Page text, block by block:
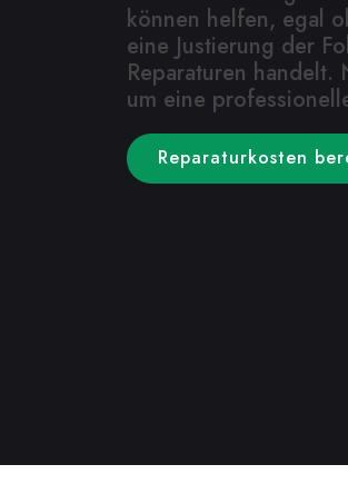
können helfen, egal
eine Justierung der
Reparaturen handelt.
um eine
Reparaturkosten